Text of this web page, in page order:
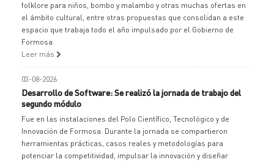
folklore para niños, bombo y malambo y otras muchas ofertas en
el ámbito cultural, entre otras propuestas que consolidan a este
espacio que trabaja todo el año impulsado por el Gobierno de
Formosa.
Leer más
03-08-2026
Desarrollo de Software: Se realizó la jornada de trabajo del
segundo módulo
Fue en las instalaciones del Polo Científico, Tecnológico y de
Innovación de Formosa. Durante la jornada se compartieron
herramientas prácticas, casos reales y metodologías para
potenciar la competitividad, impulsar la innovación y diseñar